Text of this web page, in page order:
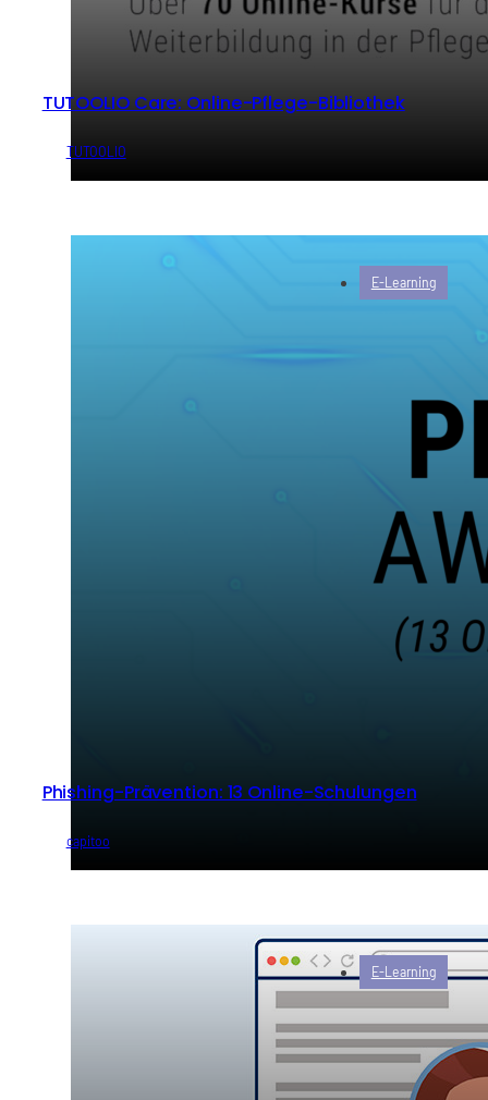
TUTOOLIO Care: Online-Pflege-Bibliothek
TUTOOLIO
Phishing-Prävention: 13 Online-Schulungen
capitoo
E-Learning
E-Learning